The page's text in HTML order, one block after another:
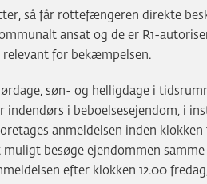
så får rottefængeren direkte
ansat og de er R1-
for bekæmpelsen.
søn- og helligdage i
indendørs i beboelsesejendom, i
anmeldelsen inden klokken
besøge ejendommen samme
efter klokken 12.00